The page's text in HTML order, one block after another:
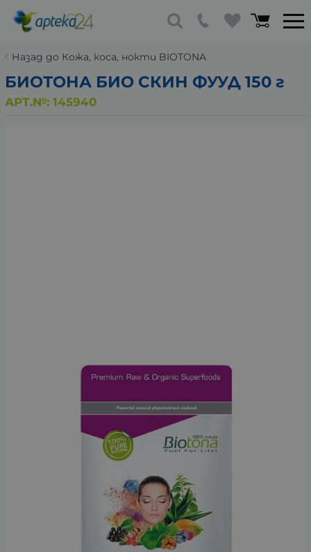
Назад до Кожа, коса, нокти BIOTONA
БИОТОНА БИО СКИН ФУУД 150 г
АРТ.№: 145940